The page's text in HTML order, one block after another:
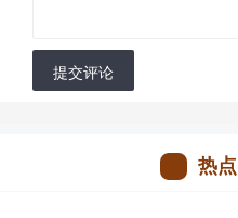
提交评论
热